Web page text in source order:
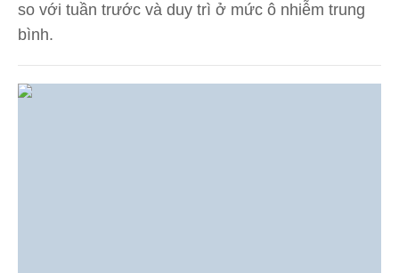
so với tuần trước và duy trì ở mức ô nhiễm trung
bình.